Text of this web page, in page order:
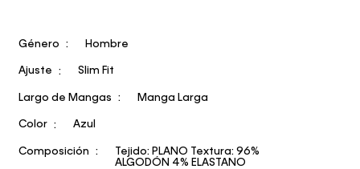
Género Hombre
Ajuste Slim Fit
Largo de Mangas Manga Larga
Color Azul
Composición
Tejido: PLANO Textura: 96%
ALGODÓN 4% ELASTANO